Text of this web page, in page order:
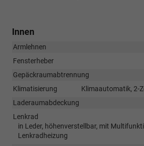
Innen
Armlehnen
Fensterheber
Gepäckraumabtrennung
Klimatisierung
Klimaautomatik, 2-
Laderaumabdeckung
Lenkrad
in Leder, höhenverstellbar, mit
Lenkradheizung